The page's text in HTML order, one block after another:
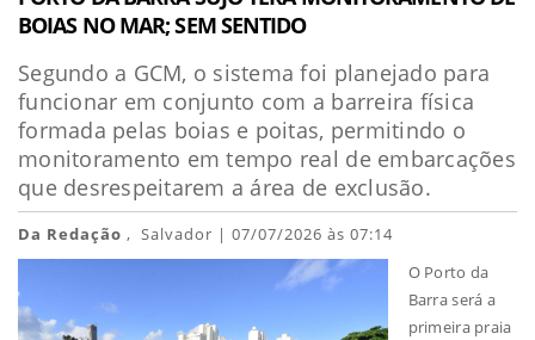
BOIAS NO MAR; SEM SENTIDO
Segundo a GCM, o sistema foi planejado para
funcionar em conjunto com a barreira física
formada pelas boias e poitas, permitindo o
monitoramento em tempo real de embarcações
que desrespeitarem a área de exclusão.
Da Redação , Salvador | 07/07/2026 às 07:14
O Porto da
Barra será a
primeira praia